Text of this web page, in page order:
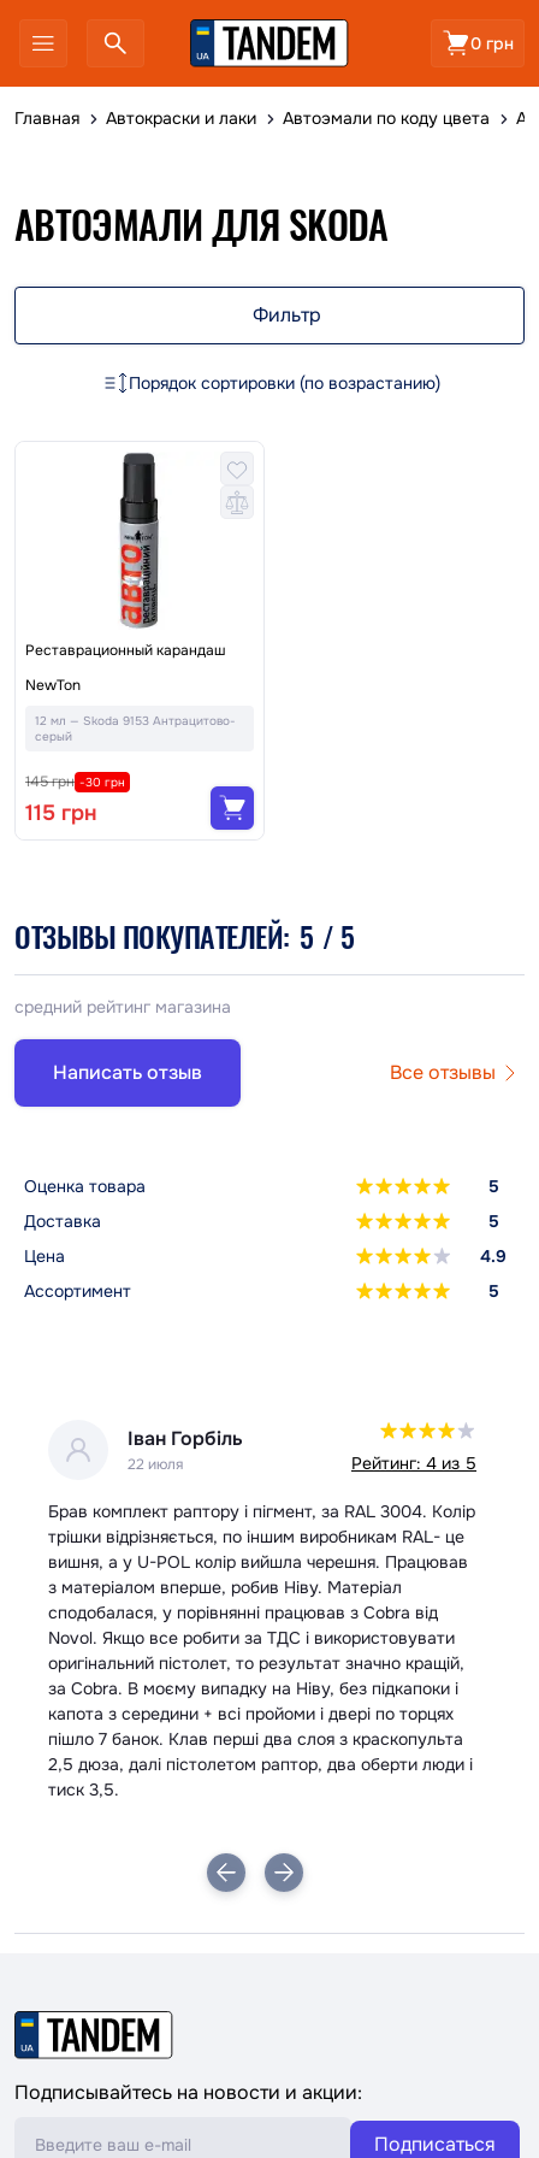
0 грн
Главная Автокраски и лаки Автоэмали по коду цвета
АВТОЭМАЛИ ДЛЯ SKODA
Фильтр
Порядок сортировки (по возрастанию)
Реставрационный карандаш
NewTon
12 мл — Skoda 9153 Антрацитово-
серый
145 грн -30 грн
115 грн
ОТЗЫВЫ ПОКУПАТЕЛЕЙ: 5 / 5
средний рейтинг магазина
Написать отзыв Все отзывы
Оценка товара
5
Доставка
5
Цена
4.9
Ассортимент
5
Іван Горбіль
22 июля Рейтинг: 4 из 5
Брав комплект раптору і пігмент, за RAL 3004. Колір
трішки відрізняється, по іншим виробникам RAL- це
вишня, а у U-POL колір вийшла черешня. Працював
з матеріалом вперше, робив Ніву. Матеріал
сподобалася, у порівнянні працював з Cobra від
Novol. Якщо все робити за ТДС і використовувати
оригінальний пістолет, то результат значно кращій,
за Cobra. В моєму випадку на Ніву, без підкапоки і
капота з середини + всі пройоми і двері по торцях
пішло 7 банок. Клав перші два слоя з краскопульта
2,5 дюза, далі пістолетом раптор, два оберти люди і
тиск 3,5.
Подписывайтесь на новости и акции:
Подписаться